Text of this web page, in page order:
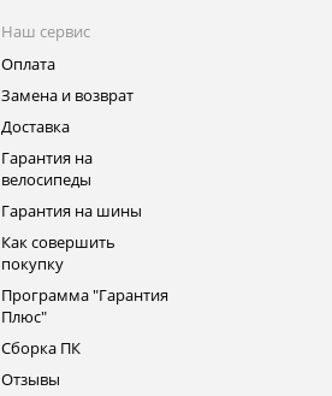
Наш сервис
Оплата
Замена и возврат
Доставка
Гарантия на
велосипеды
Гарантия на шины
Как совершить
покупку
Программа "Гарантия
Плюс"
Сборка ПК
Отзывы